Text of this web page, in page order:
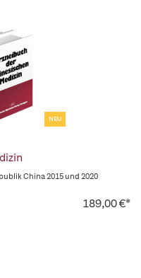
NEU
China 2015 und 2020
189,00 €*